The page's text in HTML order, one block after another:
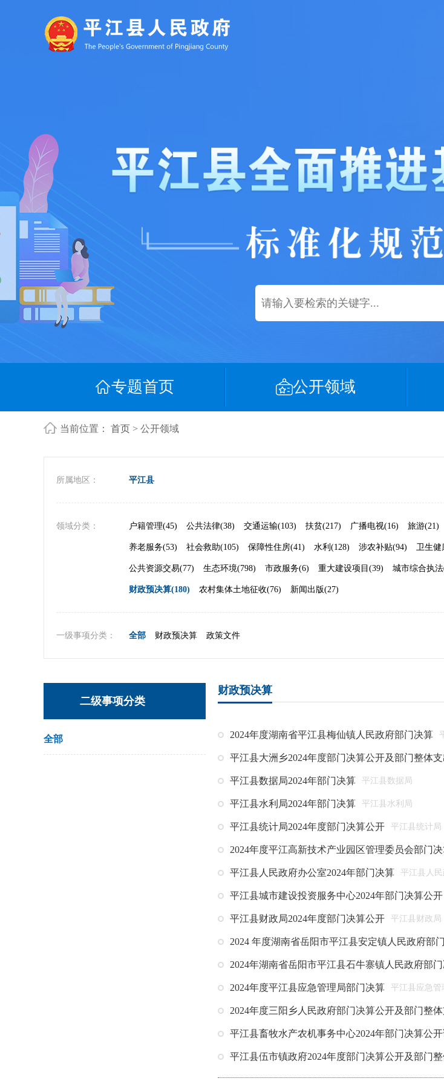
专题首页 公开领域
当前位置： 首页 > 公开领域
所属地区： 平江县
领域分类： 户籍管理(45) 公共法律(38) 交通运输(103) 扶贫(217) 广播电视(16) 旅游(21)
养老服务(53) 社会救助(105) 保障性住房(41) 水利(128) 涉农补贴(94) 卫生健
公共资源交易(77) 生态环境(798) 市政服务(6) 重大建设项目(39) 城市综合执
财政预决算(180) 农村集体土地征收(76) 新闻出版(27)
一级事项分类： 全部 财政预决算 政策文件
二级事项分类
全部
财政预决算